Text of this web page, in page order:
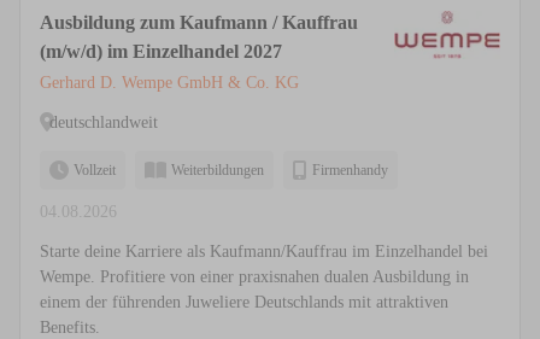
Ausbildung zum Kaufmann / Kauffrau
(m/w/d) im Einzelhandel 2027
Gerhard D. Wempe GmbH & Co. KG
deutschlandweit
Vollzeit Weiterbildungen Firmenhandy
04.08.2026
Starte deine Karriere als Kaufmann/Kauffrau im Einzelhandel bei
Wempe. Profitiere von einer praxisnahen dualen Ausbildung in
einem der führenden Juweliere Deutschlands mit attraktiven
Benefits.